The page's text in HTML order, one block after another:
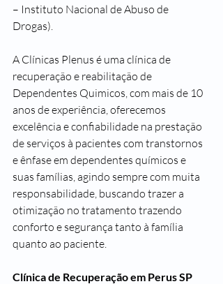
– Instituto Nacional de Abuso de
Drogas).
A Clínicas Plenus é uma clínica de
recuperação e reabilitação de
Dependentes Quimicos, com mais de 10
anos de experiência, oferecemos
excelência e confiabilidade na prestação
de serviços à pacientes com transtornos
e ênfase em dependentes químicos e
suas famílias, agindo sempre com muita
responsabilidade, buscando trazer a
otimização no tratamento trazendo
conforto e segurança tanto à família
quanto ao paciente.
Clínica de Recuperação em Perus SP